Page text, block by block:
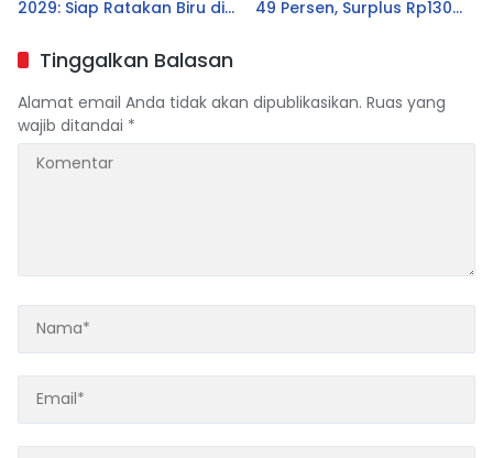
2029: Siap Ratakan Biru di
49 Persen, Surplus Rp130
Tinggalkan Balasan
Alamat email Anda tidak akan dipublikasikan. Ruas yang
wajib ditandai *